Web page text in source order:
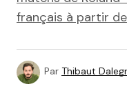
français à partir
Par Thibaut